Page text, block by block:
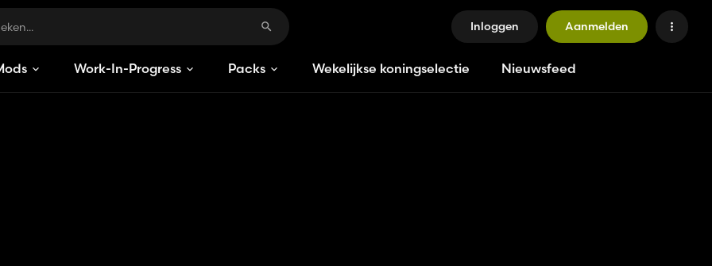
Inloggen Aanmelden
Work-In-Progress Packs Wekelijkse koningselectie Nieuwsfeed